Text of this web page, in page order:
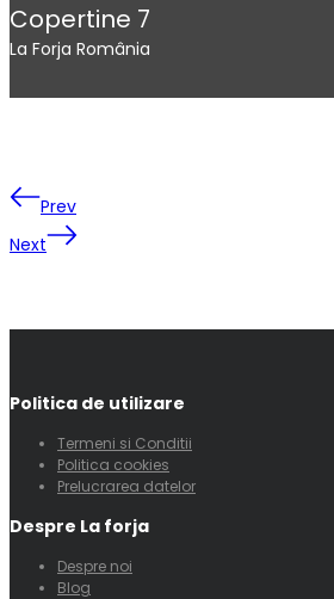
Copertine 7
La Forja România
Prev
Next
Politica de utilizare
Termeni si Conditii
Politica cookies
Prelucrarea datelor
Despre La forja
Despre noi
Blog